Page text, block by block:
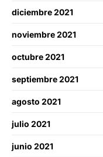
diciembre 2021
noviembre 2021
octubre 2021
septiembre 2021
agosto 2021
julio 2021
junio 2021